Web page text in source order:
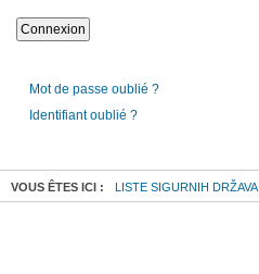
Mot de passe oublié ?
Identifiant oublié ?
VOUS ÊTES ICI : LISTE SIGURNIH DRŽAVA